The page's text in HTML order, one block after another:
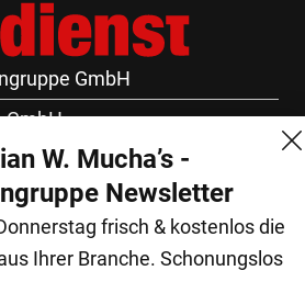
GmbH
GmbH
W. Mucha’s -
Newsletter
frisch & kostenlos die
Ihrer Branche. Schonungslos